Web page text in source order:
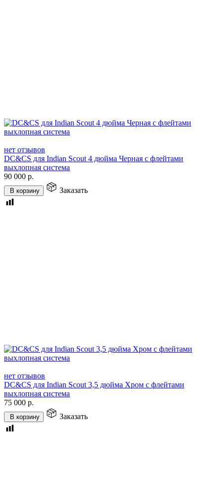
нет отзывов
DC&CS для Indian Scout 4 дюйма Черная с флейтами
выхлопная система
90 000 р.
В корзину Заказать
нет отзывов
DC&CS для Indian Scout 3,5 дюйма Хром с флейтами
выхлопная система
75 000 р.
В корзину Заказать